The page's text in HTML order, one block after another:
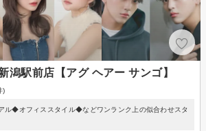
駅前店【アグ ヘアー サンゴ】
)
ル◆オフィススタイル◆などワンランク上の似合わせスタ